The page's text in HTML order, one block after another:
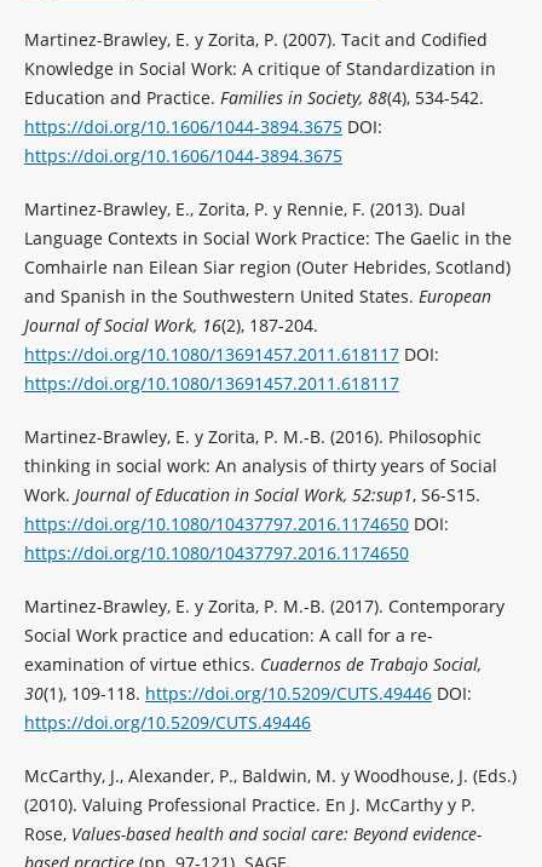
Martinez-Brawley, E. y Zorita, P. (2007). Tacit and Codified
Knowledge in Social Work: A critique of Standardization in
Education and Practice. Families in Society, 88(4), 534-542.
https://doi.org/10.1606/1044-3894.3675DOI:
https://doi.org/10.1606/1044-3894.3675
Martinez-Brawley, E., Zorita, P. y Rennie, F. (2013). Dual
Language Contexts in Social Work Practice: The Gaelic in the
Comhairle nan Eilean Siar region (Outer Hebrides, Scotland)
and Spanish in the Southwestern United States. European
Journal of Social Work, 16(2), 187-204.
https://doi.org/10.1080/13691457.2011.618117DOI:
https://doi.org/10.1080/13691457.2011.618117
Martinez-Brawley, E. y Zorita, P. M.-B. (2016). Philosophic
thinking in social work: An analysis of thirty years of Social
Work. Journal of Education in Social Work, 52:sup1, S6-S15.
https://doi.org/10.1080/10437797.2016.1174650DOI:
https://doi.org/10.1080/10437797.2016.1174650
Martinez-Brawley, E. y Zorita, P. M.-B. (2017). Contemporary
Social Work practice and education: A call for a re-
examination of virtue ethics. Cuadernos de Trabajo Social,
30(1), 109-118. https://doi.org/10.5209/CUTS.49446DOI:
https://doi.org/10.5209/CUTS.49446
McCarthy, J., Alexander, P., Baldwin, M. y Woodhouse, J. (Eds.)
(2010). Valuing Professional Practice. En J. McCarthy y P.
Rose, Values-based health and social care: Beyond evidence-